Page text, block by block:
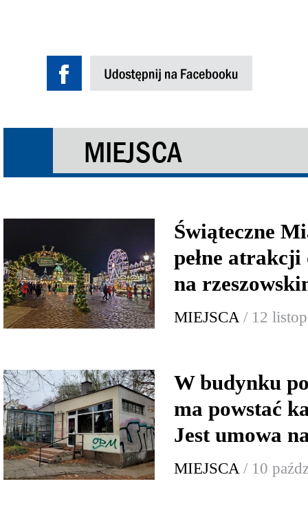
MIEJSCA
Świąteczne
pełne
na
MIEJSCA / 12
W budynku
ma powstać
Jest umowa
MIEJSCA / 10